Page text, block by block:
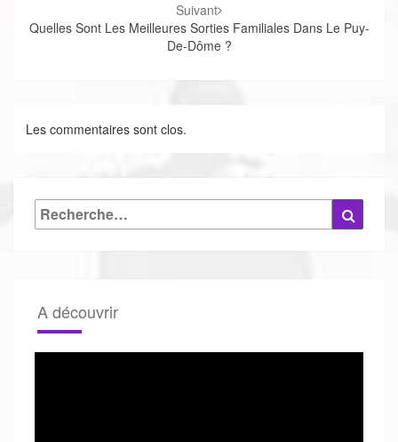
Suivant
Quelles Sont Les Meilleures Sorties Familiales Dans Le Puy-
De-Dôme ?
Les commentaires sont clos.
Rechercher :
A découvrir